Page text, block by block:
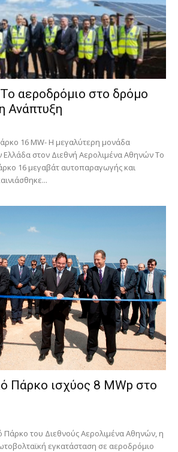
αεροδρόμιο στο δρόμο
Ανάπτυξη
16 MW- Η μεγαλύτερη μονάδα
στον Διεθνή Αερολιμένα Αθηνών To
16 μεγαβάτ αυτοπαραγωγής και
Πάρκο ισχύος 8 MWp στο
του Διεθνούς Αερολιμένα Αθηνών, η
εγκατάσταση σε αεροδρόμιο